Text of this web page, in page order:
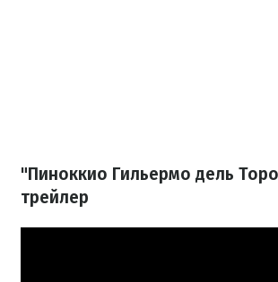
"Пиноккио Гильермо дель
трейлер